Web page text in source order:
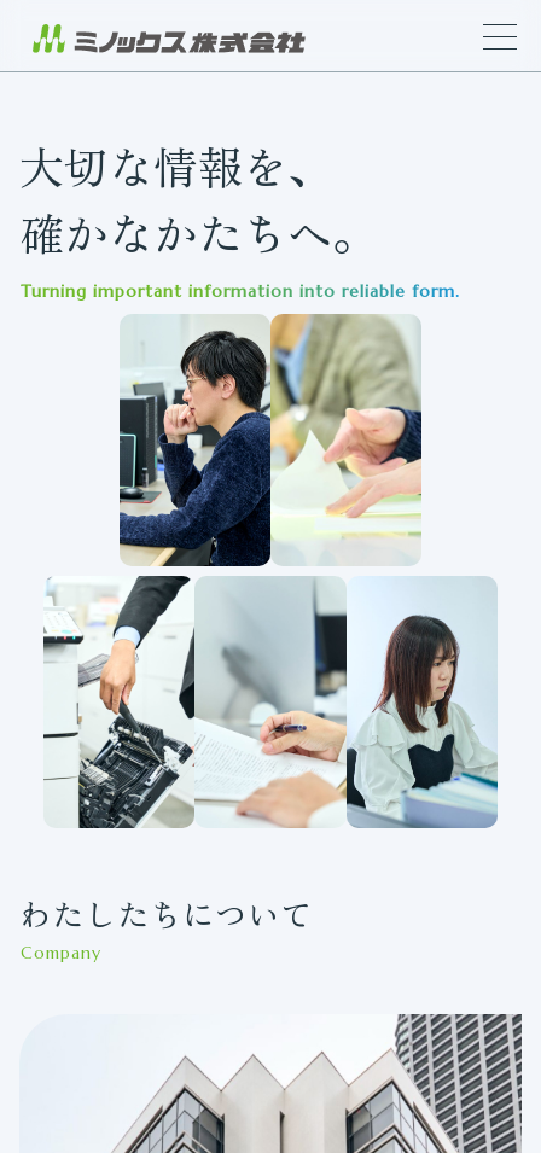
大切な情報を、
確かなかたちへ。
Turning important information into reliable form.
わたしたちについて
Company